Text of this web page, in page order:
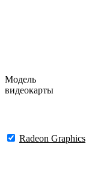
Модель
видеокарты
Radeon Graphics